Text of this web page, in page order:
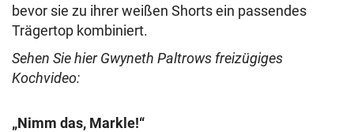
bevor sie zu ihrer weißen Shorts ein passendes
Trägertop kombiniert.
Sehen Sie hier Gwyneth Paltrows freizügiges
Kochvideo:
„Nimm das, Markle!“